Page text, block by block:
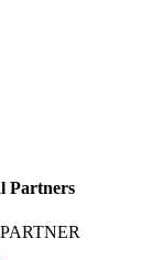
Partners